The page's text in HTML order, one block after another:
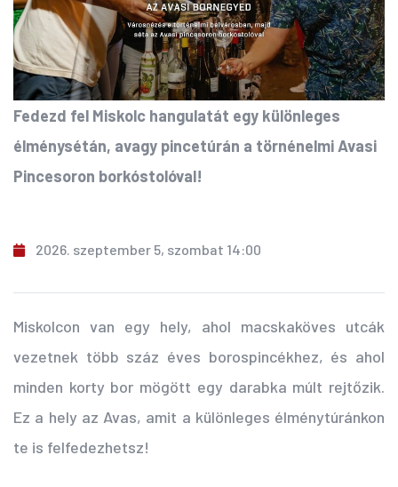
Fedezd fel Miskolc hangulatát egy különleges
élménysétán, avagy pincetúrán a törnénelmi Avasi
Pincesoron borkóstolóval!
2026. szeptember 5, szombat 14:00
Miskolcon van egy hely, ahol macskaköves utcák
vezetnek több száz éves borospincékhez, és ahol
minden korty bor mögött egy darabka múlt rejtőzik.
Ez a hely az Avas, amit a különleges élménytúránkon
te is felfedezhetsz!